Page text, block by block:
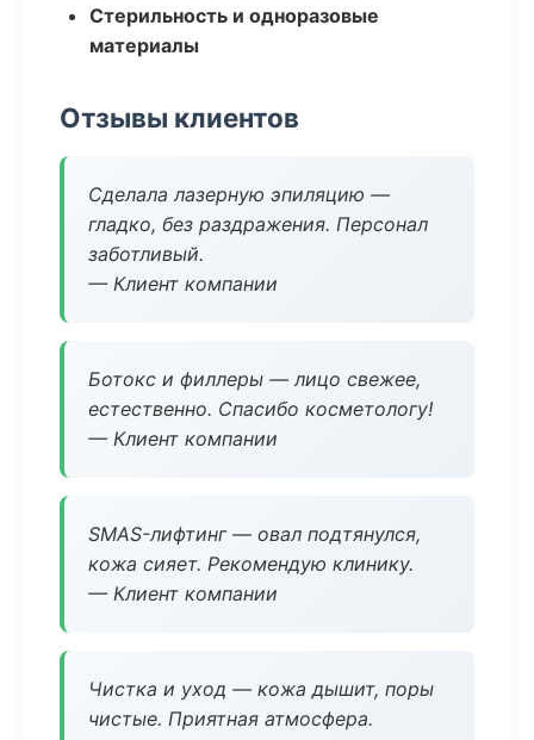
Стерильность и одноразовые
материалы
Отзывы клиентов
Сделала лазерную эпиляцию —
гладко, без раздражения. Персонал
заботливый.
— Клиент компании
Ботокс и филлеры — лицо свежее,
естественно. Спасибо косметологу!
— Клиент компании
SMAS-лифтинг — овал подтянулся,
кожа сияет. Рекомендую клинику.
— Клиент компании
Чистка и уход — кожа дышит, поры
чистые. Приятная атмосфера.